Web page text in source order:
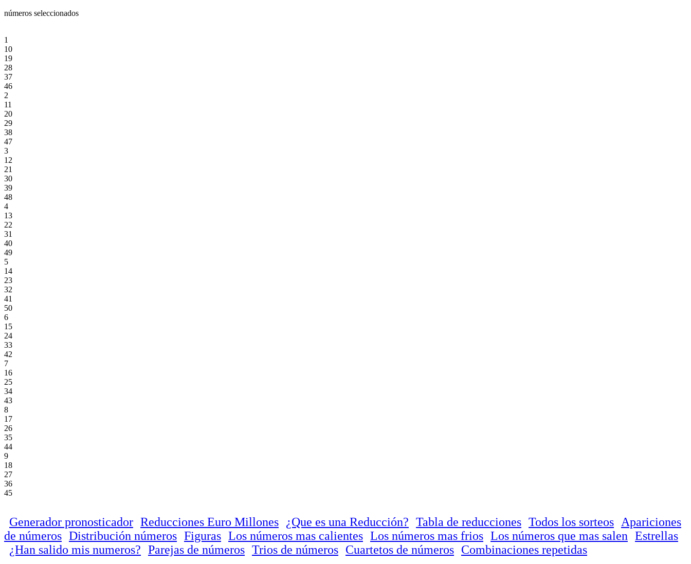
números seleccionados
1
10
19
28
37
46
2
11
20
29
38
47
3
12
21
30
39
48
4
13
22
31
40
49
5
14
23
32
41
50
6
15
24
33
42
7
16
25
34
43
8
17
26
35
44
9
18
27
36
45
Generador pronosticador Reducciones Euro Millones ¿Que es una Reducción? Tabla de reducciones Todos los sorteos
Apariciones
de números Distribución números Figuras Los números mas calientes Los números mas frios Los números que mas salen Estrellas
¿Han salido mis numeros? Parejas de números Trios de números Cuartetos de números Combinaciones repetidas